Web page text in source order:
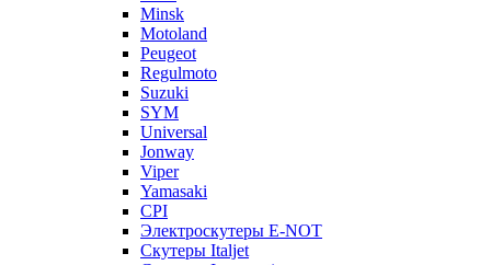
Minsk
Motoland
Peugeot
Regulmoto
Suzuki
SYM
Universal
Jonway
Viper
Yamasaki
CPI
Электроскутеры E-NOT
Скутеры Italjet